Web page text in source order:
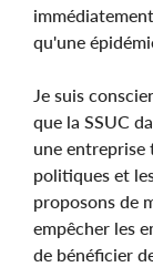
qu'une
Je suis
que la SSUC
une entreprise
politiques et
proposons de
empêcher les
de bénéficier